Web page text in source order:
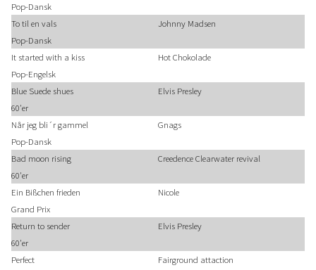
Pop-Dansk
To til en vals
Johnny Madsen
Pop-Dansk
It started with a kiss
Hot Chokolade
Pop-Engelsk
Blue Suede shues
Elvis Presley
60'er
Når jeg bli´r gammel
Gnags
Pop-Dansk
Bad moon rising
Creedence Clearwater revival
60'er
Ein Bißchen frieden
Nicole
Grand Prix
Return to sender
Elvis Presley
60'er
Perfect
Fairground attaction